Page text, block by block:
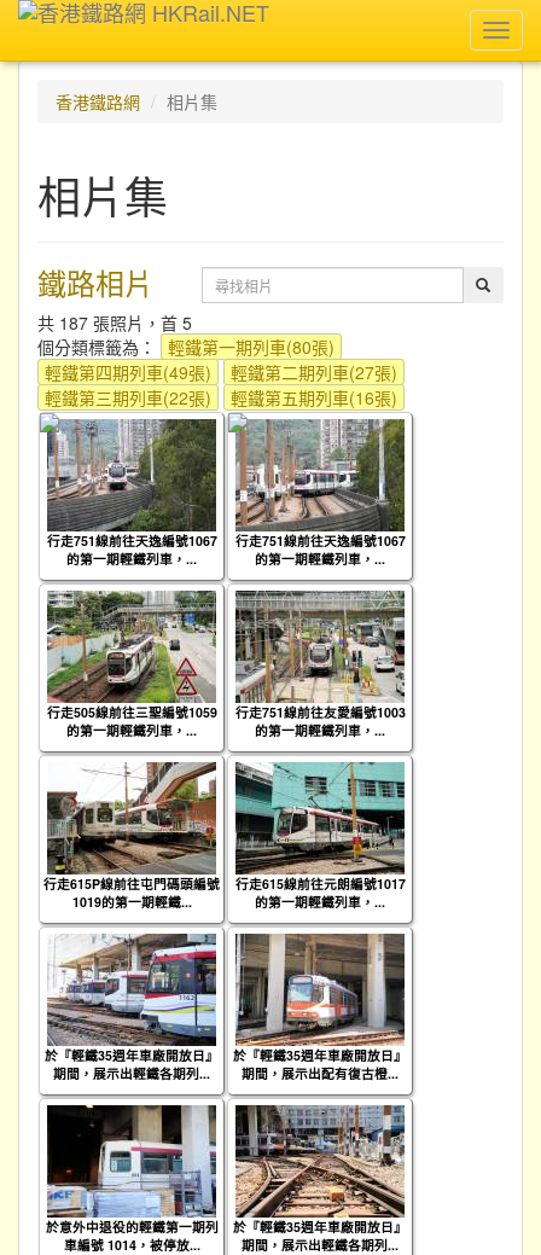
香港鐵路網
相片集
相片集
鐵路相片
共 187 張照片，首 5
個分類標籤為：
輕鐵第一期列車(80張)
輕鐵第四期列車(49張)
輕鐵第二期列車(27張)
輕鐵第三期列車(22張)
輕鐵第五期列車(16張)
行走751線前往天逸編號1067
的第一期輕鐵列車，...
行走751線前往天逸編號1067
的第一期輕鐵列車，...
行走505線前往三聖編號1059
的第一期輕鐵列車，...
行走751線前往友愛編號1003
的第一期輕鐵列車，...
行走615P線前往屯門碼頭編號
1019的第一期輕鐵...
行走615線前往元朗編號1017
的第一期輕鐵列車，...
於『輕鐵35週年車廠開放日』
期間，展示出輕鐵各期列...
於『輕鐵35週年車廠開放日』
期間，展示出配有復古橙...
於意外中退役的輕鐵第一期列
車編號 1014，被停放...
於『輕鐵35週年車廠開放日』
期間，展示出輕鐵各期列...